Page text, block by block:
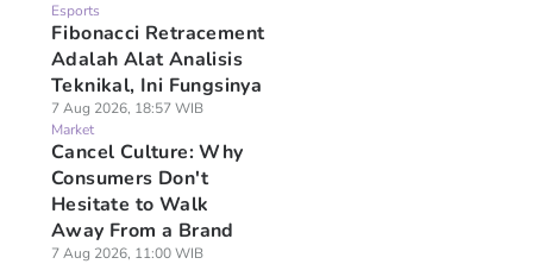
Esports
Fibonacci Retracement
Adalah Alat Analisis
Teknikal, Ini Fungsinya
7 Aug 2026, 18:57 WIB
Market
Cancel Culture: Why
Consumers Don't
Hesitate to Walk
Away From a Brand
7 Aug 2026, 11:00 WIB